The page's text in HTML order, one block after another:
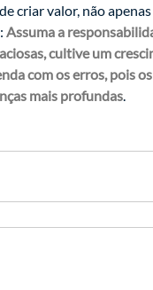
criar valor, não
Assuma a
cultive um
com os erros, pois
mais profundas.